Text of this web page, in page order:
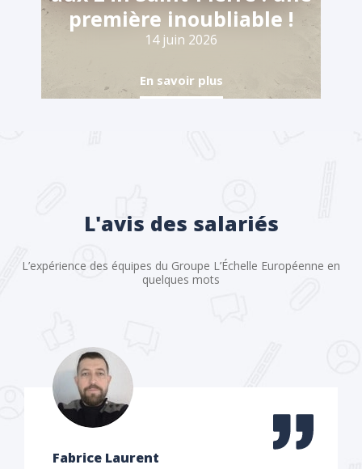
première inoubliable !
14 juin 2026
En savoir plus
L'avis des salariés
L’expérience des équipes du Groupe L’Échelle Européenne en
quelques mots
Fabrice Laurent